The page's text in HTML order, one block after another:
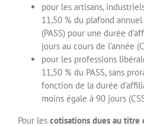
pour les artisans,
11,50 % du plafond
(PASS) pour une durée
jours au cours de l’année
pour les professions
11,50 % du PASS, sans
fonction de la durée
moins égale à 90 jours
Pour les cotisations dues au titre